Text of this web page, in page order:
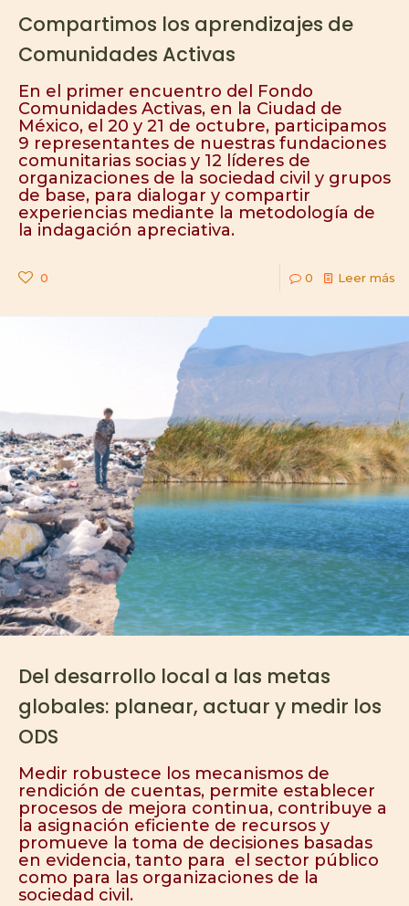
Compartimos los aprendizajes de
Comunidades Activas
En el primer encuentro del Fondo
Comunidades Activas, en la Ciudad de
México, el 20 y 21 de octubre, participamos
9 representantes de nuestras fundaciones
comunitarias socias y 12 líderes de
organizaciones de la sociedad civil y grupos
de base, para dialogar y compartir
experiencias mediante la metodología de
la indagación apreciativa.
0 0 Leer más
Del desarrollo local a las metas
globales: planear, actuar y medir los
ODS
Medir robustece los mecanismos de
rendición de cuentas, permite establecer
procesos de mejora continua, contribuye a
la asignación eficiente de recursos y
promueve la toma de decisiones basadas
en evidencia, tanto para el sector público
como para las organizaciones de la
sociedad civil.